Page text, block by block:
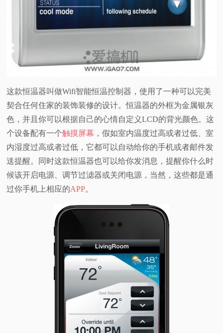
这款恒温器叫做Wifi智能恒温控制器，使用了一种可以完美
契合任何住家的装饰装修的设计。恒温器的外框为金属银灰
色，并且你可以根据自己的心情自定义LCD的背光颜色。这
个设备配有一个触摸屏幕 ，假如室内温度过高或者过低、室
内湿度过高或者过低，它都可以自动给你的手机或者邮件发
送提醒。同时这款恒温器也可以给你发消息，提醒你什么时
候该开启电源、调节过滤器或关闭电源，当然，这些都是通
过你手机上相应的APP。